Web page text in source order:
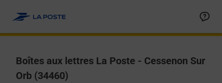
Boîtes aux lettres La Poste - Cessenon Sur
Orb (34460)